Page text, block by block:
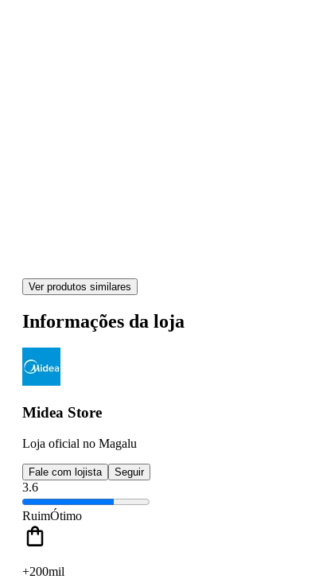
Ver produtos similares
Informações da loja
Midea Store
Loja oficial no Magalu
Fale com lojista Seguir
3.6
RuimÓtimo
+200mil